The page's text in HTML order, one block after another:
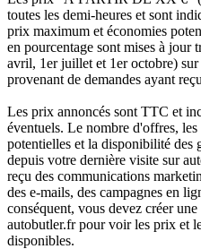
toutes les demi-heures et sont
prix maximum et économies
en pourcentage sont mises à jour
avril, 1er juillet et 1er octobre)
provenant de demandes ayant
Les prix annoncés sont TTC et
éventuels. Le nombre d'offres,
potentielles et la disponibilité des
depuis votre dernière visite sur
reçu des communications
des e-mails, des campagnes en
conséquent, vous devez créer
autobutler.fr pour voir les prix et
disponibles.